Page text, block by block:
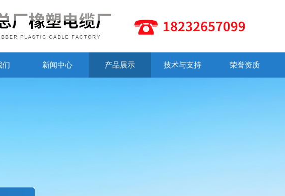
们 新闻中心 产品展示 技术与支持 荣誉资质